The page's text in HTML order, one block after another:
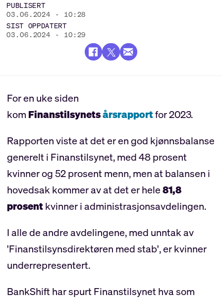
PUBLISERT
03.06.2024 - 10:28
SIST OPPDATERT
03.06.2024 - 10:29
For en uke siden
kom Finanstilsynetsårsrapportfor 2023.
Rapporten viste at det er en god kjønnsbalanse
generelt i Finanstilsynet, med 48 prosent
kvinner og 52 prosent menn, men at balansen i
hovedsak kommer av at det er hele81,8
prosentkvinner i administrasjonsavdelingen.
I alle de andre avdelingene, med unntak av
'Finanstilsynsdirektøren med stab', er kvinner
underrepresentert.
BankShift har spurt Finanstilsynet hva som